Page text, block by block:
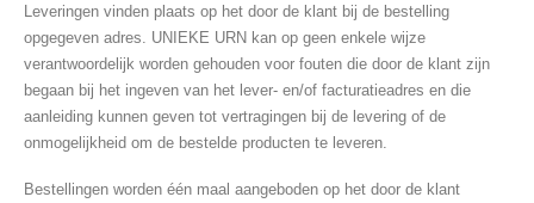
Leveringen vinden plaats op het door de klant bij de bestelling
opgegeven adres. UNIEKE URN kan op geen enkele wijze
verantwoordelijk worden gehouden voor fouten die door de klant zijn
begaan bij het ingeven van het lever- en/of facturatieadres en die
aanleiding kunnen geven tot vertragingen bij de levering of de
onmogelijkheid om de bestelde producten te leveren.
Bestellingen worden één maal aangeboden op het door de klant